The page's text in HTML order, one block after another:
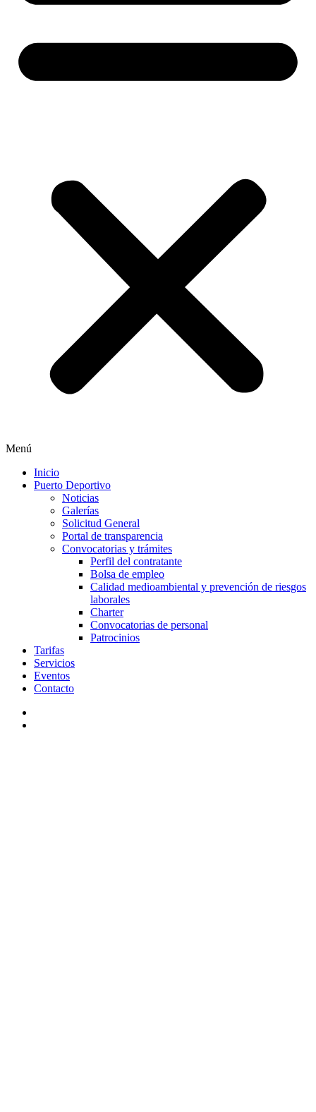
Menú
Inicio
Puerto Deportivo
Noticias
Galerías
Solicitud General
Portal de transparencia
Convocatorias y trámites
Perfil del contratante
Bolsa de empleo
Calidad medioambiental y prevención de riesgos
laborales
Charter
Convocatorias de personal
Patrocinios
Tarifas
Servicios
Eventos
Contacto